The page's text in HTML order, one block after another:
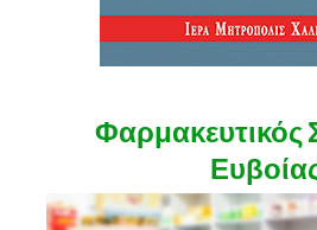
Φαρμακευτικός